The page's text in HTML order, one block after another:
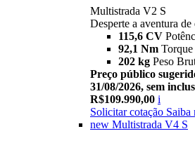
Multistrada V2 S
Desperte a aventura de
115,6 CV
92,1 Nm Torque
202 kg Peso
Preço público
31/08/2026, sem
R$109.990,00 i
Solicitar cotação Saiba
new Multistrada V4 S